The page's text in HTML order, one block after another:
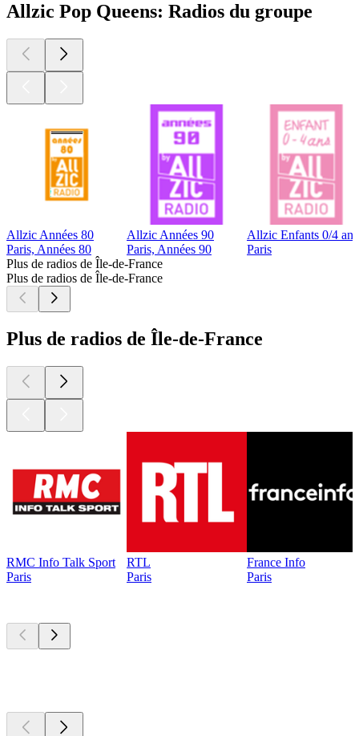
Allzic Pop Queens: Radios du groupe
Allzic Années 80
Paris, Années 80
Allzic Années 90
Paris, Années 90
Allzic Enfants 0/4 ans
Paris
Plus de radios de Île-de-France
Plus de radios de Île-de-France
Plus de radios de Île-de-France
RMC Info Talk Sport
Paris
RTL
Paris
France Info
Paris